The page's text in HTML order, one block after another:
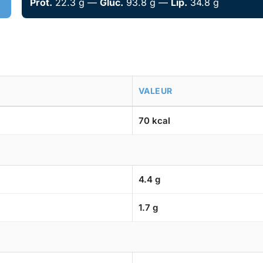
VALEUR
70 kcal
4.4 g
1.7 g